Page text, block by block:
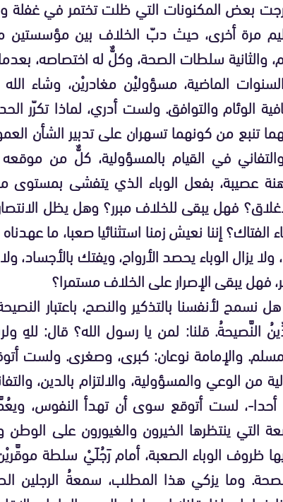
بعض المكنونات التي ظلت تختمر في غفلة
مرة أخرى، حيث دبّ الخلاف بين
والثانية سلطات الصحة، وكلٌّ له اختصاصه،
الماضية، مسؤوليْن مغادريْن، وشاء
الوئام والتوافق. ولست أدري، لماذا تكرّر
تنبع من كونهما تسهران على تدبير الشأن
في القيام بالمسؤولية، كلٌّ من
عصيبة، بفعل الوباء الذي يتفشى
فهل يبقى للخلاف مبرر؟ وهل يظل
الفتاك؟ إننا نعيش زمنا استثنائيا صعبا، ما
يزال الوباء يحصد الأرواح، ويفتك بالأجساد،
فهل يبقى الإصرار على الخلاف مستمرا؟
لأنفسنا بالتذكير والنصح، باعتبار
النَّصيحةُ. قلنا: لمن يا رسول الله؟ قال: للهِ
والإمامة نوعان: كبرى، وصغرى. ولست
الوعي والمسؤولية، والالتزام بالدين،
أحدا-، لست أتوقع سوى أن تهدأ النفوس،
التي ينتظرها الخيرون والغيورون على الوطن
ظروف الوباء الصعبة، أمام رَجُلَيْ سلطة
وما يزكي هذا المطلب، سمعةُ الرجلين